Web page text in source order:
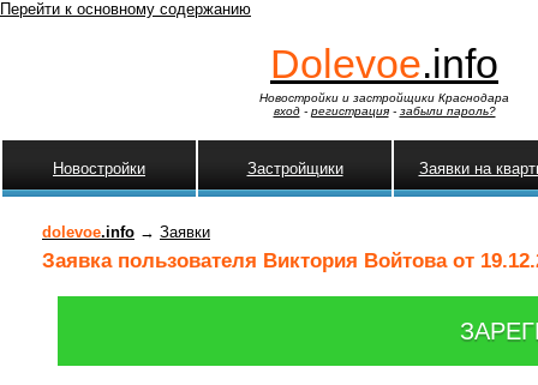
Перейти к основному содержанию
Dolevoe.info
Новостройки и застройщики Краснодара
вход- регистрация- забыли пароль?
Новостройки Застройщики Заявки на
dolevoe.info → Заявки
Заявка пользователя Виктория Войтова от